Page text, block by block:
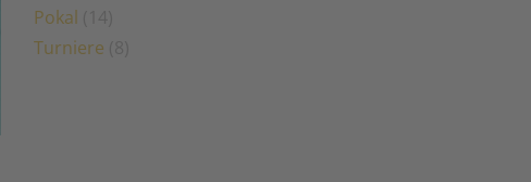
Pokal
Turniere